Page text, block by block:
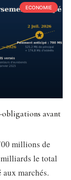
ECONOMIE
obligations avant
millions de
le total
marchés.